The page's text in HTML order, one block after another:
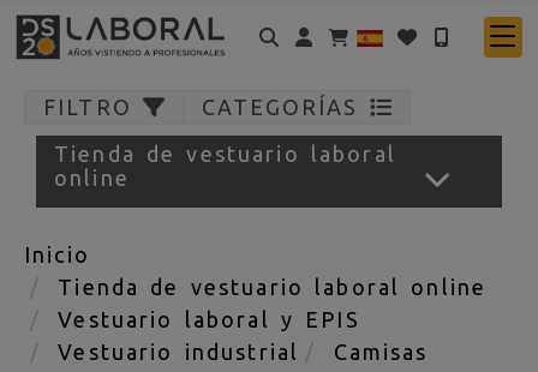
Identifícate
FILTRO
CATEGORÍAS
Tienda de vestuario laboral
online
Inicio
Tienda de vestuario laboral online
Vestuario laboral y EPIS
Vestuario industrial
Camisas